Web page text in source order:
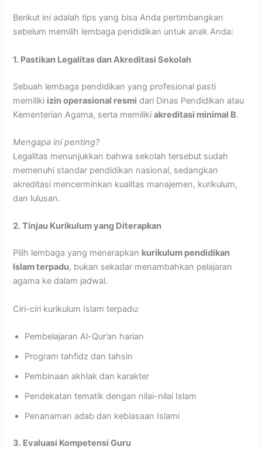
Berikut ini adalah tips yang bisa Anda pertimbangkan
sebelum memilih lembaga pendidikan untuk anak Anda:
1. Pastikan Legalitas dan Akreditasi Sekolah
Sebuah lembaga pendidikan yang profesional pasti
memiliki izin operasional resmi dari Dinas Pendidikan atau
Kementerian Agama, serta memilikiakreditasi minimal B.
Mengapa ini penting?
Legalitas menunjukkan bahwa sekolah tersebut sudah
memenuhi standar pendidikan nasional, sedangkan
akreditasi mencerminkan kualitas manajemen, kurikulum,
dan lulusan.
2. Tinjau Kurikulum yang Diterapkan
Pilih lembaga yang menerapkan kurikulum pendidikan
Islam terpadu, bukan sekadar menambahkan pelajaran
agama ke dalam jadwal.
Ciri-ciri kurikulum Islam terpadu:
Pembelajaran Al-Qur’an harian
Program tahfidz dan tahsin
Pembinaan akhlak dan karakter
Pendekatan tematik dengan nilai-nilai Islam
Penanaman adab dan kebiasaan Islami
3. Evaluasi Kompetensi Guru